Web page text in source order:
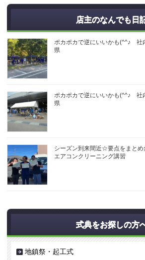
店主のなんでも日
ポカポカで逆にいいかも(^^♪ 社
県
ポカポカで逆にいいかも(^^♪ 社
県
シーズン到来間近☆要点をまとめ
エアコンクリーニング講習
式典をお探しの方
地鎮祭・起工式